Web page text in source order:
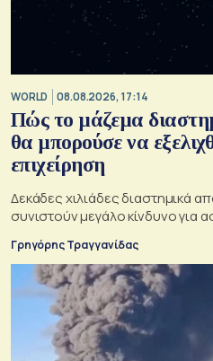
WORLD 08.08.2026, 17:14
Πώς το μάζεμα
θα μπορούσε να
επιχείρηση
Δεκάδες χιλιάδες διαστημικά
συνιστούν μεγάλο κίνδυνο για
Γρηγόρης Τραγγανίδας